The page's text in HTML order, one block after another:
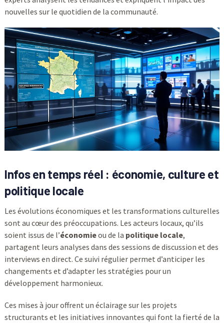
nouvelles sur le quotidien de la communauté.
Infos en temps réel : économie, culture et
politique locale
Les évolutions économiques et les transformations culturelles
sont au cœur des préoccupations. Les acteurs locaux, qu’ils
soient issus de l’économieou de la politique locale,
partagent leurs analyses dans des sessions de discussion et des
interviews en direct. Ce suivi régulier permet d’anticiper les
changements et d’adapter les stratégies pour un
développement harmonieux.
Ces mises à jour offrent un éclairage sur les projets
structurants et les initiatives innovantes qui font la fierté de la